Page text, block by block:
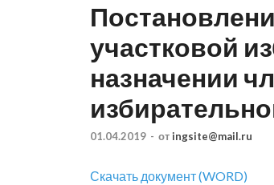
участковой
назначении
01.04.2019 - от ingsite@mail.ru
Скачать документ (WORD)